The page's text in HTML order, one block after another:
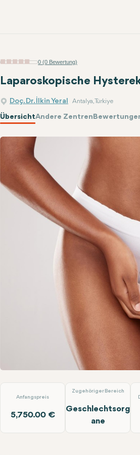
0 (0 Bewertung)
Laparoskopische
Doç. Dr. İlkin Yeral Antalya, Türkiye
ÜbersichtAndere Zentren
Anfangspreis
5,750.00 €
Zugehöriger Bereich
Geschlechtsorg
ane